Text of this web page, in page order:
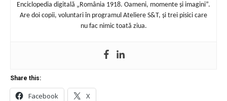
Enciclopedia digitală „România 1918. Oameni, momente și imagini”.
Are doi copii, voluntari în programul Ateliere S&T, și trei pisici care
nu fac nimic toată ziua.
Share this:
Facebook X